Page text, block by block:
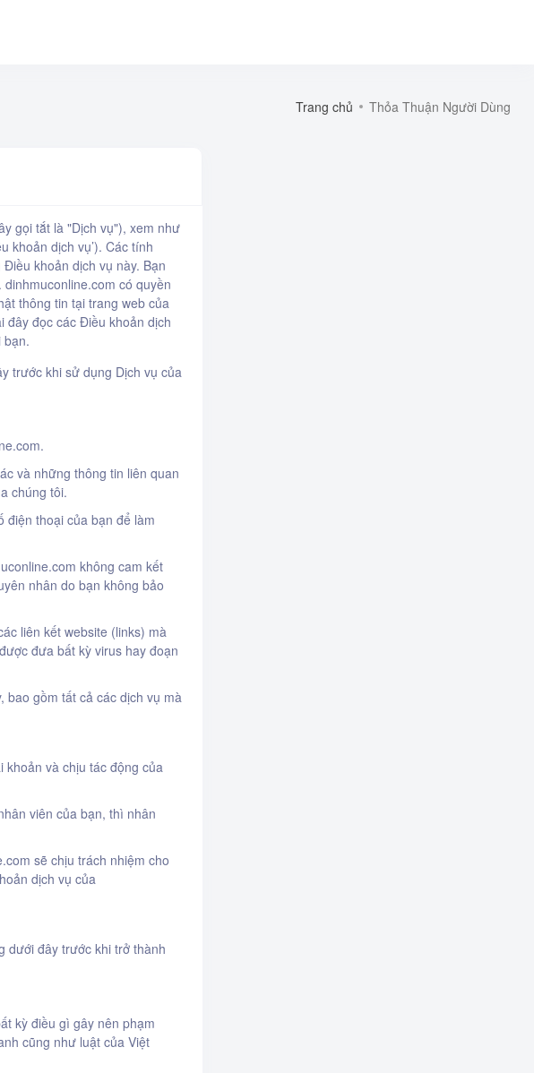
Trang chủ Thỏa Thuận Người Dùng
gọi tắt là "Dịch vụ"), xem như
khoản dịch vụ’). Các tính
khoản dịch vụ này. Bạn
có quyền
thông tin tại trang web của
đây đọc các Điều khoản dịch
bạn.
trước khi sử dụng Dịch vụ của
và những thông tin liên quan
chúng tôi.
điện thoại của bạn để làm
không cam kết
nhân do bạn không bảo
liên kết website (links) mà
đưa bất kỳ virus hay đoạn
bao gồm tất cả các dịch vụ mà
và chịu tác động của
viên của bạn, thì nhân
sẽ chịu trách nhiệm cho
dịch vụ của
dưới đây trước khi trở thành
kỳ điều gì gây nên phạm
cũng như luật của Việt